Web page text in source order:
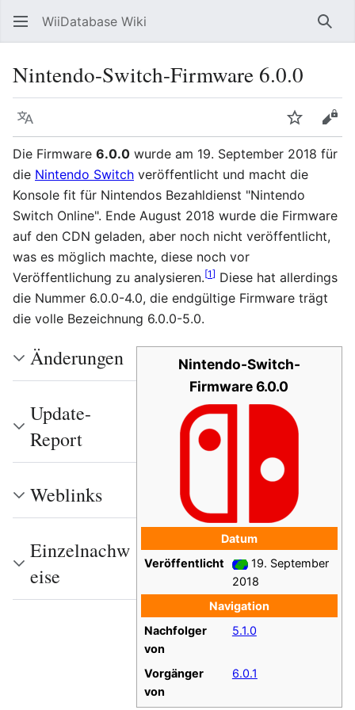
WiiDatabase Wiki
Nintendo-Switch-Firmware 6.0.0
Sprache
Die Firmware 6.0.0 wurde am 19. September 2018 für
die Nintendo Switch veröffentlicht und macht die
Konsole fit für Nintendos Bezahldienst "Nintendo
Switch Online". Ende August 2018 wurde die Firmware
auf den CDN geladen, aber noch nicht veröffentlicht,
was es möglich machte, diese noch vor
Veröffentlichung zu analysieren.[1] Diese hat allerdings
die Nummer 6.0.0-4.0, die endgültige Firmware trägt
die volle Bezeichnung 6.0.0-5.0.
Nintendo-Switch-
Firmware 6.0.0
Datum
Veröffentlicht
19. September
2018
Navigation
Nachfolger
von
5.1.0
Vorgänger
von
6.0.1
Änderungen
Update-
Report
Weblinks
Einzelnachw
eise